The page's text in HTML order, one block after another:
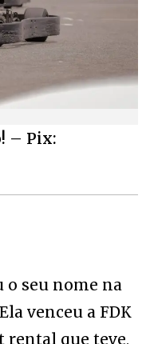
– Pix:
o seu nome na
venceu a FDK
rental que teve,